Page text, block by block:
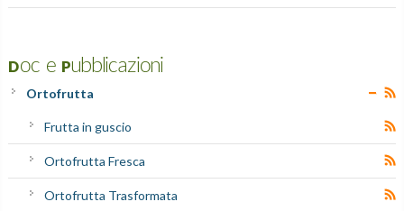
Doc e Pubblicazioni
Ortofrutta
Frutta in guscio
Ortofrutta Fresca
Ortofrutta Trasformata